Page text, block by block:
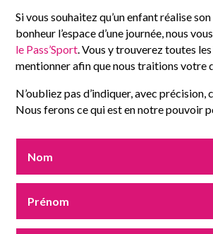
Si vous souhaitez qu’un enfant réalise
bonheur l’espace d’une journée, nous
le Pass’Sport. Vous y trouverez toutes
mentionner afin que nous traitions votre
N’oubliez pas d’indiquer, avec précision,
Nous ferons ce qui est en notre pouvoir